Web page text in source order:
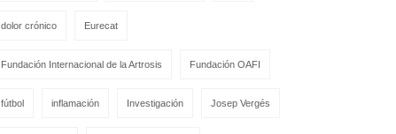
dolor crónico Eurecat
Fundación Internacional de la Artrosis Fundación OAFI
fútbol inflamación Investigación Josep Vergés